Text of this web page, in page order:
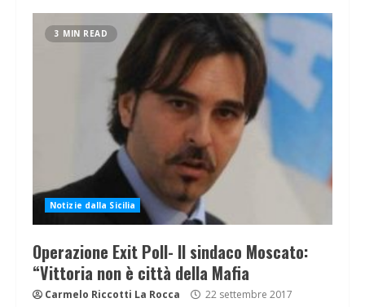
3 MIN READ
Notizie dalla Sicilia
Operazione Exit Poll- Il sindaco Moscato:
“Vittoria non è città della Mafia
Carmelo Riccotti La Rocca 22 settembre 2017